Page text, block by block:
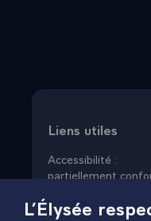
Liens utiles
Accessibilité :
partiellement
Mentions légales
L’Élysée